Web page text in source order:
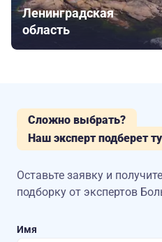
Ленинградская
область
Сложно выбрать?
Наш эксперт подберет
Оставьте заявку и
подборку от экспертов
Имя